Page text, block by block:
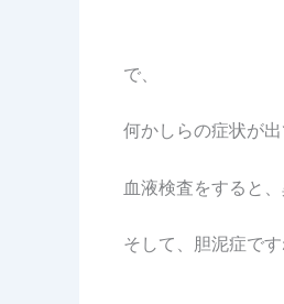
で、
何かしらの症状が出
血液検査をすると、
そして、胆泥症で